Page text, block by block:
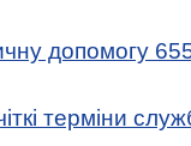
допомогу
терміни